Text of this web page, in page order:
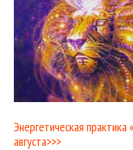
Энергетическая
августа>>>